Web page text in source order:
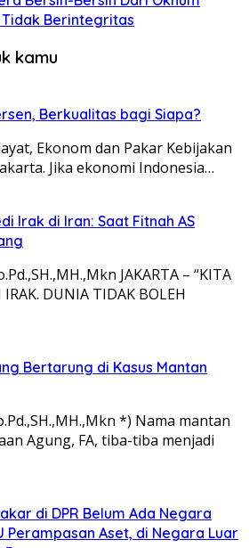
Berintegritas
kamu
Berkualitas bagi Siapa?
Ekonom dan Pakar Kebijakan
Jika ekonomi Indonesia…
Irak di Iran: Saat Fitnah AS
JAKARTA – “KITA
IRAK. DUNIA TIDAK BOLEH
Bertarung di Kasus Mantan
*) Nama mantan
Agung, FA, tiba-tiba menjadi
di DPR Belum Ada Negara
Perampasan Aset, di Negara Luar